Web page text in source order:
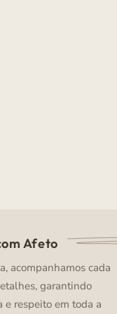
Afeto
acompanhamos cada
garantindo
e respeito em toda a